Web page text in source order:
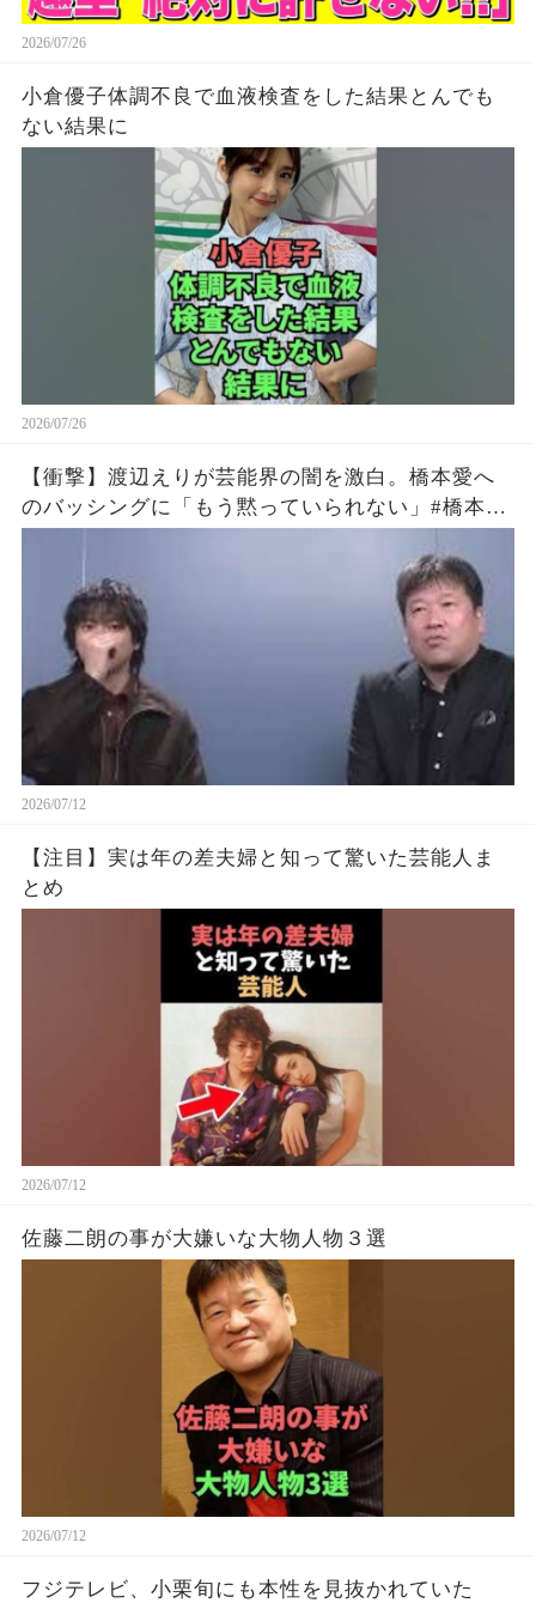
2026/07/26
小倉優子体調不良で血液検査をした結果とんでも
ない結果に
2026/07/26
【衝撃】渡辺えりが芸能界の闇を激白。橋本愛へ
のバッシングに「もう黙っていられない」#橋本愛
2026/07/12
【注目】実は年の差夫婦と知って驚いた芸能人ま
とめ
2026/07/12
佐藤二朗の事が大嫌いな大物人物３選
2026/07/12
フジテレビ、小栗旬にも本性を見抜かれていた